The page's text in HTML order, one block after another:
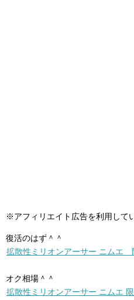
※アフィリエイト広告を利用して
復活のはず＾＾
拡散性ミリオンアーサー ニムエ
オク相場＾＾
拡散性ミリオンアーサー ニムエ